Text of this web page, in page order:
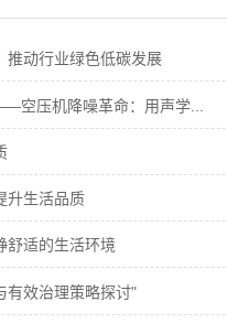
推动行业绿色低碳发展
空压机降噪革命：用声学...
升生活品质
舒适的生活环境
有效治理策略探讨"